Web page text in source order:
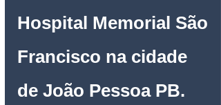
Hospital Memorial São
Francisco na cidade
de João Pessoa PB.